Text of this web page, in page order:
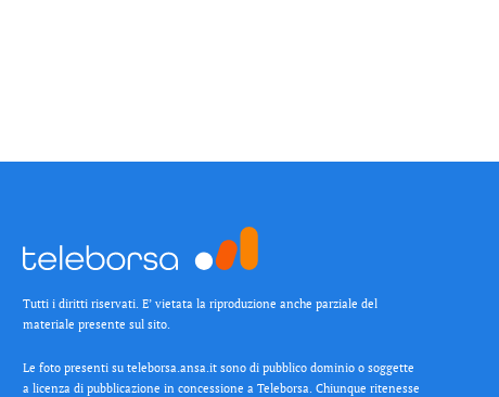
Tutti i diritti riservati. E’ vietata la riproduzione anche parziale del
materiale presente sul sito.
Le foto presenti su teleborsa.ansa.it sono di pubblico dominio o soggette
a licenza di pubblicazione in concessione a Teleborsa. Chiunque ritenesse